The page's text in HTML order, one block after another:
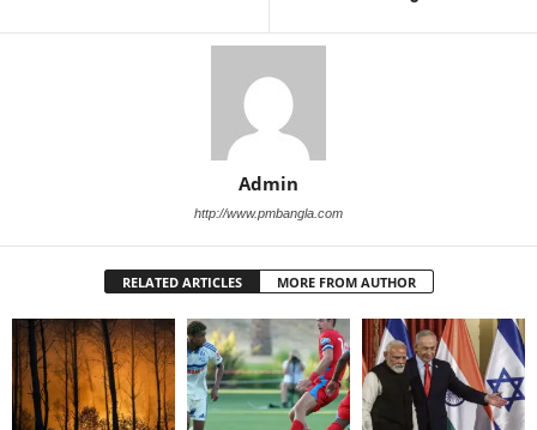
Admin
http://www.pmbangla.com
RELATED ARTICLES MORE FROM AUTHOR